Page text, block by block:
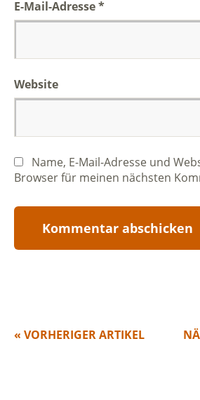
E-Mail-Adresse*
Website
Name, E-Mail-Adresse und
Browser für meinen nächsten
« VORHERIGER ARTIKEL